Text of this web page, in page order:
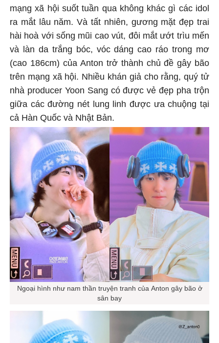
mạng xã hội suốt tuần qua không khác gì các idol
ra mắt lâu năm. Và tất nhiên, gương mặt đẹp trai
hài hoà với sống mũi cao vút, đôi mắt ướt trìu mến
và làn da trắng bóc, vóc dáng cao ráo trong mơ
(cao 186cm) của Anton trở thành chủ đề gây bão
trên mạng xã hội. Nhiều khán giả cho rằng, quý tử
nhà producer Yoon Sang có được vẻ đẹp pha trộn
giữa các đường nét lung linh được ưa chuộng tại
cả Hàn Quốc và Nhật Bản.
Ngoại hình như nam thần truyện tranh của Anton gây bão ở
sân bay